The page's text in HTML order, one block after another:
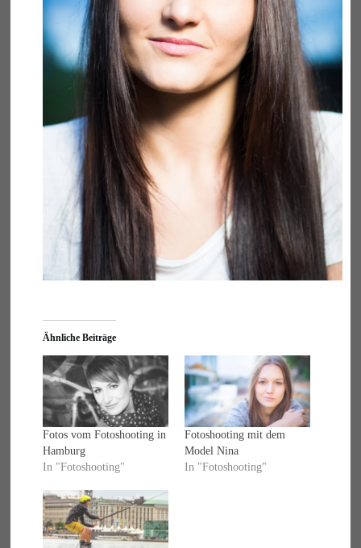
Ähnliche Beiträge
Fotos vom Fotoshooting in
Hamburg
In "Fotoshooting"
Fotoshooting mit dem
Model Nina
In "Fotoshooting"